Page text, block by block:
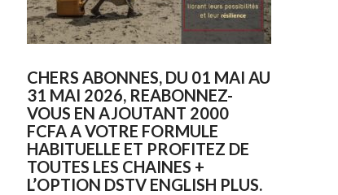
CHERS ABONNES, DU 01 MAI AU
31 MAI 2026, REABONNEZ-
VOUS EN AJOUTANT 2000
FCFA A VOTRE FORMULE
HABITUELLE ET PROFITEZ DE
TOUTES LES CHAINES +
L’OPTION DSTV ENGLISH PLUS.